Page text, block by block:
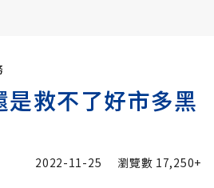
救不了好市多黑
2022-11-25 瀏覽數 17,250+